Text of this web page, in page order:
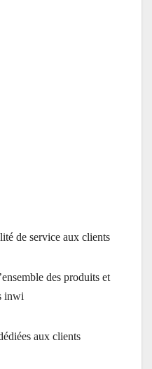
de service aux clients
des produits et
inwi
aux clients